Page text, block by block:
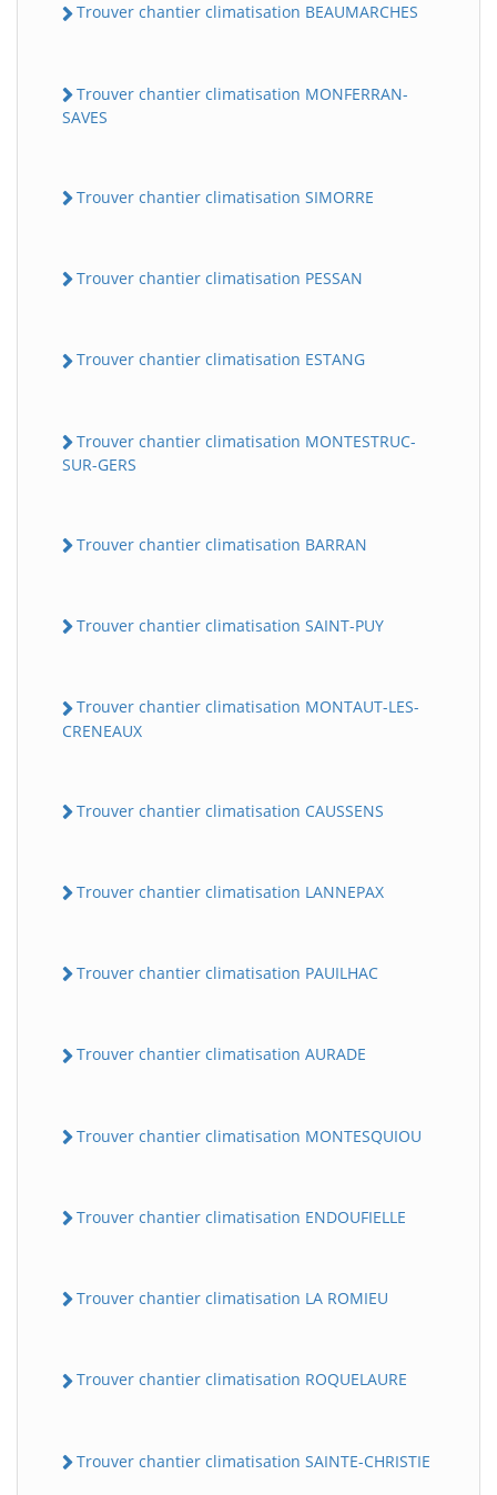
Trouver chantier climatisation BEAUMARCHES
Trouver chantier climatisation MONFERRAN-
SAVES
Trouver chantier climatisation SIMORRE
Trouver chantier climatisation PESSAN
Trouver chantier climatisation ESTANG
Trouver chantier climatisation MONTESTRUC-
SUR-GERS
Trouver chantier climatisation BARRAN
Trouver chantier climatisation SAINT-PUY
Trouver chantier climatisation MONTAUT-LES-
CRENEAUX
Trouver chantier climatisation CAUSSENS
Trouver chantier climatisation LANNEPAX
Trouver chantier climatisation PAUILHAC
Trouver chantier climatisation AURADE
Trouver chantier climatisation MONTESQUIOU
Trouver chantier climatisation ENDOUFIELLE
Trouver chantier climatisation LA ROMIEU
Trouver chantier climatisation ROQUELAURE
Trouver chantier climatisation SAINTE-CHRISTIE